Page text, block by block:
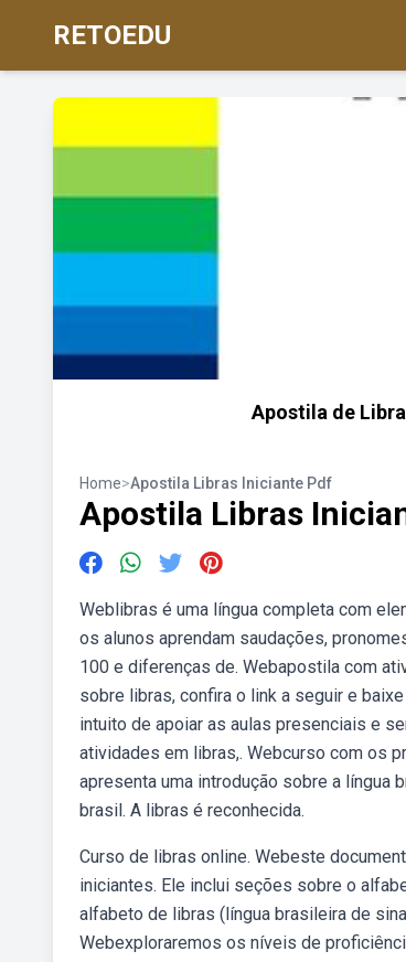
RETOEDU
Apostila de
Home>Apostila Libras Iniciante Pdf
Apostila Libras
Weblibras é uma língua completa com
os alunos aprendam saudações,
100 e diferenças de. Webapostila com
sobre libras, confira o link a seguir e
intuito de apoiar as aulas presenciais e
atividades em libras,. Webcurso com os
apresenta uma introdução sobre a língua
brasil. A libras é reconhecida.
Curso de libras online. Webeste
iniciantes. Ele inclui seções sobre o
alfabeto de libras (língua brasileira de
Webexploraremos os níveis de